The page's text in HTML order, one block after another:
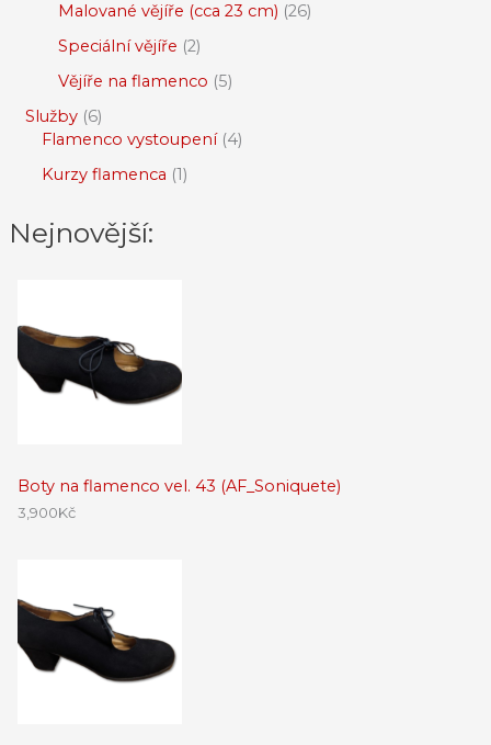
Malované vějíře (cca 23 cm) 26
Speciální vějíře 2
Vějíře na flamenco 5
Služby 6
Flamenco vystoupení 4
Kurzy flamenca 1
Nejnovější:
Boty na flamenco vel. 43 (AF_Soniquete)
3,900Kč